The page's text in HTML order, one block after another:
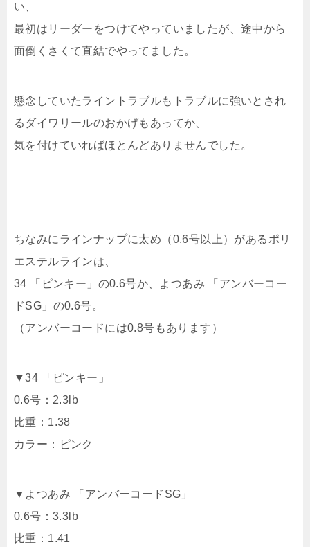
い、
最初はリーダーをつけてやっていましたが、途中から
面倒くさくて直結でやってました。
懸念していたライントラブルもトラブルに強いとされ
るダイワリールのおかげもあってか、
気を付けていればほとんどありませんでした。
ちなみにラインナップに太め（0.6号以上）があるポリ
エステルラインは、
34 「ピンキー」の0.6号か、よつあみ 「アンバーコー
ドSG」の0.6号。
（アンバーコードには0.8号もあります）
▼34 「ピンキー」
0.6号：2.3lb
比重：1.38
カラー：ピンク
▼よつあみ 「アンバーコードSG」
0.6号：3.3lb
比重：1.41